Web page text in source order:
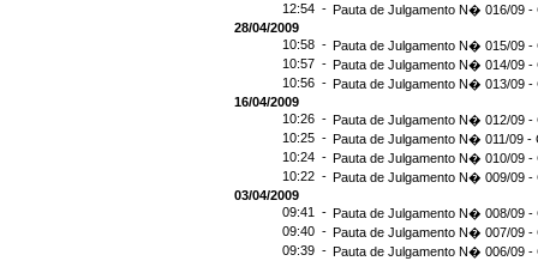
12:54 - Pauta de Julgamento N� 016/09 -
28/04/2009
10:58 - Pauta de Julgamento N� 015/09 -
10:57 - Pauta de Julgamento N� 014/09 -
10:56 - Pauta de Julgamento N� 013/09 -
16/04/2009
10:26 - Pauta de Julgamento N� 012/09 -
10:25 - Pauta de Julgamento N� 011/09 -
10:24 - Pauta de Julgamento N� 010/09 -
10:22 - Pauta de Julgamento N� 009/09 -
03/04/2009
09:41 - Pauta de Julgamento N� 008/09 -
09:40 - Pauta de Julgamento N� 007/09 -
09:39 - Pauta de Julgamento N� 006/09 -